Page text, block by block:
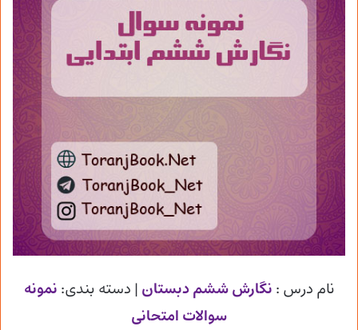
نام درس : نگارش ششم دبستان | دسته بندی: نمونه
سوالات امتحانی